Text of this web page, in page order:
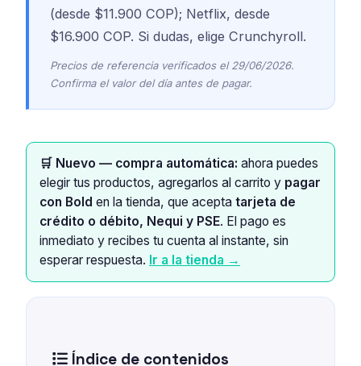
(desde $11.900 COP); Netflix, desde
$16.900 COP. Si dudas, elige Crunchyroll.
Precios de referencia verificados el 29/06/2026.
Confirma el valor del día antes de pagar.
🛒 Nuevo — compra automática: ahora puedes
elegir tus productos, agregarlos al carrito y pagar
con Bold en la tienda, que acepta tarjeta de
crédito o débito, Nequi y PSE. El pago es
inmediato y recibes tu cuenta al instante, sin
esperar respuesta. Ir a la tienda →
Índice de contenidos